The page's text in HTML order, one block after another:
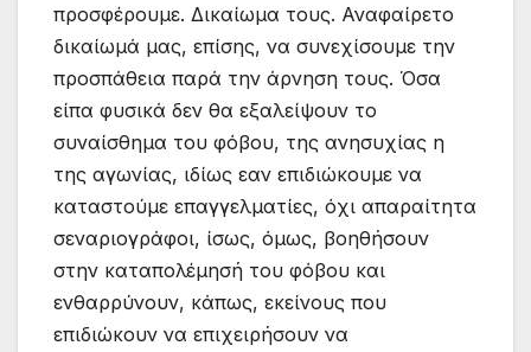
προσφέρουμε. Δικαίωμα τους. Αναφαίρετο
δικαίωμά μας, επίσης, να συνεχίσουμε την
προσπάθεια παρά την άρνηση τους. Όσα
είπα φυσικά δεν θα εξαλείψουν το
συναίσθημα του φόβου, της ανησυχίας η
της αγωνίας, ιδίως εαν επιδιώκουμε να
καταστούμε επαγγελματίες, όχι απαραίτητα
σεναριογράφοι, ίσως, όμως, βοηθήσουν
στην καταπολέμησή του φόβου και
ενθαρρύνουν, κάπως, εκείνους που
επιδιώκουν να επιχειρήσουν να